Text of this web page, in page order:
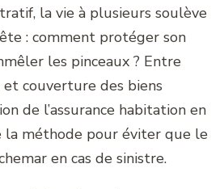
la vie à plusieurs soulève
: comment protéger son
les pinceaux ? Entre
couverture des biens
de l’assurance habitation en
la méthode pour éviter que le
en cas de sinistre.